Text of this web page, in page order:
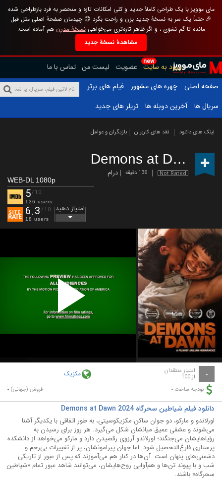
مای موویز با یک طراحی کاملاً جدید و کلی امکانات تازه و منحصر به فرد بازطراحی شده
🎉 حتماً یک سر به نسخهٔ جدید بزن و راحت بگرد 😊 چیدمان صفحهٔ اصلی مثل قبل
مانده تا گم نشوی ، و اگر ظاهر تازه‌تری می‌خواهینسخهٔ مدرن هم آماده است.
مشاهدهٔ نسخهٔ جدید
new
ورود به سایت عضویت لیست من تماس با ما
صفحه اصلی
چهره های مشهور
فیلم های برتر
سریال ها
آخرین دوبله ها تریلر های جدید
لینک های دانلود نقد های کاربران بازیگران و عوامل
Demons at Dawn
Not Rated 136 دقیقه درام
WEB-DL 1080p
5/10
136 users
6.3 /10
18 users
امتیاز دهید
Play
Video
- امتیاز منتقدان
از 100 مکزیک
بودجه ساخت:- فروش (جهانی):-
دانلود فیلم شیاطین سحرگاه Demons at Dawn 2024
اورلاندو و مارکو، دو جوان ساکن مکزیکوسیتی، به طور اتفاقی با یکدیگر آشنا
می‌شوند و عشقی عمیق میانشان شکل می‌گیرد. هر روز برای رسیدن به
رؤیاهایشان می‌جنگند؛ اورلاندو آرزوی رقصیدن دارد و مارکو می‌خواهد از دانشکده
پرستاری فارغ‌التحصیل شود. اما جهان پیرامونشان، پر از تغییرات بی‌رحم و
دشمنی‌های پنهان است. آن‌ها در کنار هم می‌آموزند که پس از عبور از تاریکی
شب و با پیوند تن‌ها و هم‌آوایی روح‌هایشان، می‌توانند شاهد عبور تمام «شیاطین
سحرگاه» باشند.